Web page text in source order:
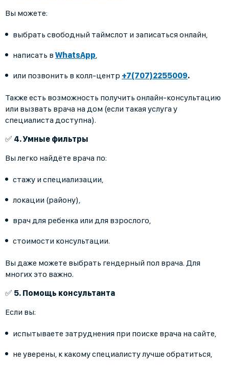
Вы можете:
выбрать свободный таймслот и записаться онлайн,
написать в WhatsApp,
или позвонить в колл‑центр +7(707)2255009.
Также есть возможность получить онлайн-консультацию
или вызвать врача на дом (если такая услуга у
специалиста доступна).
✅ 4. Умные фильтры
Вы легко найдёте врача по:
стажу и специализации,
локации (району),
врач для ребенка или для взрослого,
стоимости консультации.
Вы даже можете выбрать гендерный пол врача. Для
многих это важно.
✅ 5. Помощь консультанта
Если вы:
испытываете затруднения при поиске врача на сайте,
не уверены, к какому специалисту лучше обратиться,